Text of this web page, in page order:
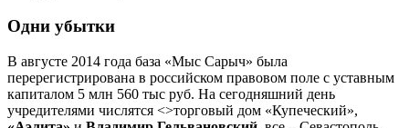
Одни убытки
В августе 2014 года база «Мыс Сарыч» была
перерегистрирована в российском правовом поле с уставным
капиталом 5 млн 560 тыс руб. На сегодняшний день
учредителями числятся <>торговый дом «Купеческий»,